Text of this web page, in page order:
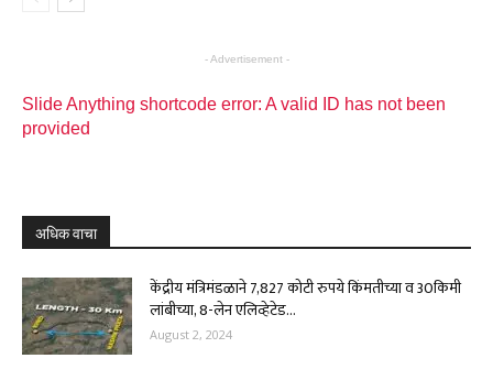
- Advertisement -
Slide Anything shortcode error: A valid ID has not been
provided
अधिक वाचा
केंद्रीय मंत्रिमंडळाने 7,827 कोटी रुपये किंमतीच्या व 30किमी
लांबीच्या, 8-लेन एलिव्हेटेड...
August 2, 2024